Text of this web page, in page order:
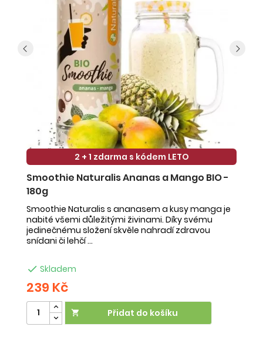
2 + 1 zdarma s kódem LETO
Smoothie Naturalis Ananas a Mango BIO -
180g
Smoothie Naturalis s ananasem a kusy manga je
nabité všemi důležitými živinami. Díky svému
jedinečnému složení skvěle nahradí zdravou
snídani či lehčí ...
 Skladem
239 Kč
 Přidat do košíku